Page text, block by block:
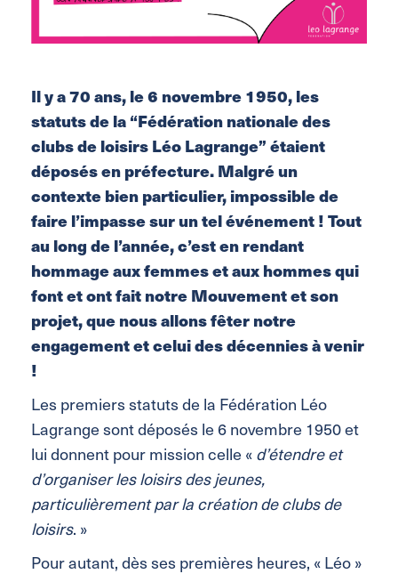
Il y a 70 ans, le 6 novembre 1950, les
statuts de la “Fédération nationale des
clubs de loisirs Léo Lagrange” étaient
déposés en préfecture. Malgré un
contexte bien particulier, impossible de
faire l’impasse sur un tel événement ! Tout
au long de l’année, c’est en rendant
hommage aux femmes et aux hommes qui
font et ont fait notre Mouvement et son
projet, que nous allons fêter notre
engagement et celui des décennies à venir
!
Les premiers statuts de la Fédération Léo
Lagrange sont déposés le 6 novembre 1950 et
lui donnent pour mission celle « d’étendre et
d’organiser les loisirs des jeunes,
particulièrement par la création de clubs de
loisirs. »
Pour autant, dès ses premières heures, « Léo »